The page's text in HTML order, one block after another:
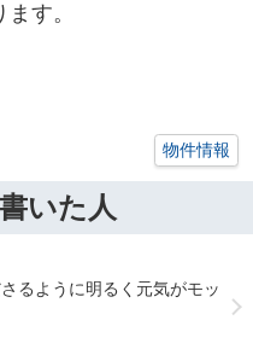
す。
物件情報
いた人
るように明るく元気がモッ